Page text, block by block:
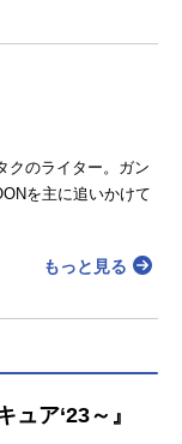
クのライター。ガン
を主に追いかけて
もっと見る
ュア‘23～』